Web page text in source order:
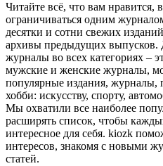
Читайте всё, что вам нравится,
ограничиваться одним
десятки и сотни свежих
архивы предыдущих выпусков.
журналы во всех категориях –
мужские и женские журналы,
популярные издания,
хобби: искусству, спорту,
Мы охватили все наиболее
расширять список, чтобы
интересное для себя. kiozk
интересов, знакомя с новыми
статей.